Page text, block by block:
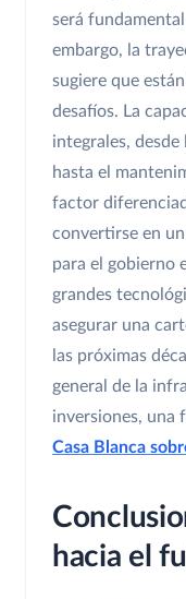
será
embargo, la
sugiere que
desafíos. La
integrales,
hasta el
factor
convertirse en
para el gobierno
grandes
asegurar una
las próximas
general de la
inversiones, una
Casa Blanca
hacia el